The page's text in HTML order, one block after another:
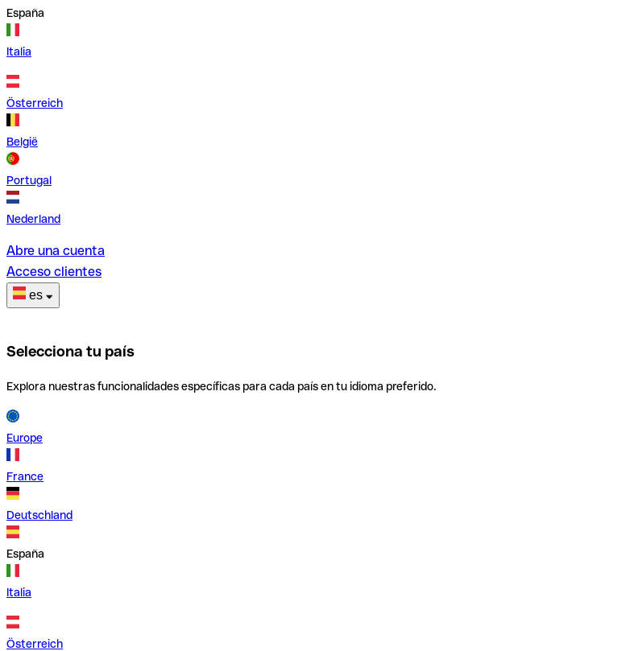
España
Italia
Österreich
België
Portugal
Nederland
Abre una cuenta
Acceso clientes
es
Selecciona tu país
Explora nuestras funcionalidades específicas para cada país en tu idioma preferido.
Europe
France
Deutschland
España
Italia
Österreich